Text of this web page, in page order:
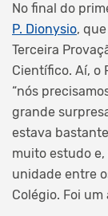
No final do
P. Dionysio,
Terceira
Científico. Aí, o
“nós
grande
estava
muito estudo
unidade entre
Colégio. Foi